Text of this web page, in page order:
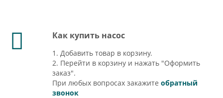
Как купить насос
1. Добавить товар в корзину.
2. Перейти в корзину и нажать "Оформить
заказ".
При любых вопросах закажите обратный
звонок